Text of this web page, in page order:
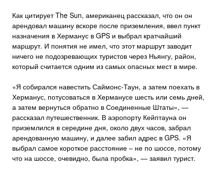
Как цитирует The Sun, американец рассказал, что он он
арендовал машину вскоре после приземления, ввел пункт
назначения в Херманус в GPS и выбрал кратчайший
маршрут. И понятия не имел, что этот маршрут заводит
ничего не подозревающих туристов через Ньянгу, район,
который считается одним из самых опасных мест в мире.
«Я собирался навестить Саймонс-Таун, а затем поехать в
Херманус, потусоваться в Херманусе шесть или семь дней,
а затем вернуться обратно в Соединенные Штаты», —
рассказал путешественник. В аэропорту Кейптауна он
приземлился в середине дня, около двух часов, забрал
арендованную машину, и далее забил адрес в GPS. «Я
выбрал самое короткое расстояние – не по шоссе, потому
что на шоссе, очевидно, была пробка», — заявил турист.